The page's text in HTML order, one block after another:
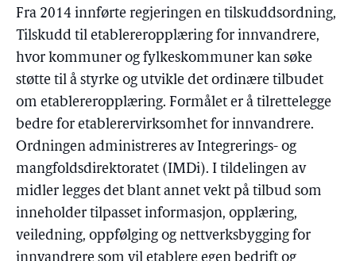
Fra 2014 innførte regjeringen en tilskuddsordning,
Tilskudd til etablereropplæring for innvandrere,
hvor kommuner og fylkeskommuner kan søke
støtte til å styrke og utvikle det ordinære tilbudet
om etablereropplæring. Formålet er å tilrettelegge
bedre for etablerervirksomhet for innvandrere.
Ordningen administreres av Integrerings- og
mangfoldsdirektoratet (IMDi). I tildelingen av
midler legges det blant annet vekt på tilbud som
inneholder tilpasset informasjon, opplæring,
veiledning, oppfølging og nettverksbygging for